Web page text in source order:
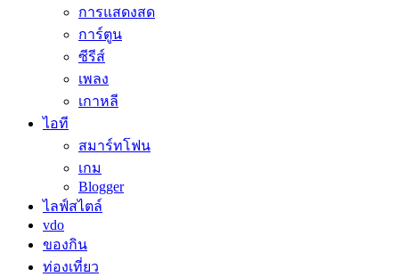
การแสดงสด
การ์ตูน
ซีรีส์
เพลง
เกาหลี
ไอที
สมาร์ทโฟน
เกม
Blogger
ไลฟ์สไตล์
vdo
ของกิน
ท่องเที่ยว